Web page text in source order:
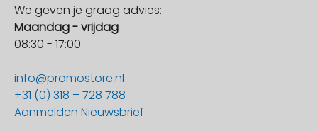
We geven je graag advies:
Maandag - vrijdag
08:30 - 17:00
info@promostore.nl
+31 (0) 318 – 728 788
Aanmelden Nieuwsbrief